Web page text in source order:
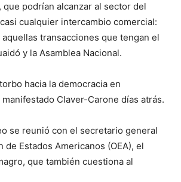
que podrían alcanzar al sector del
cualquier intercambio comercial:
transacciones que tengan el
y la Asamblea Nacional.
hacia la democracia en
manifestado Claver-Carone días atrás.
se reunió con el secretario general
de Estados Americanos (OEA), el
que también cuestiona al